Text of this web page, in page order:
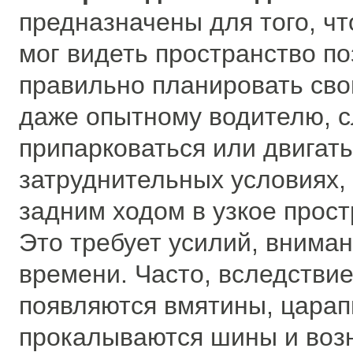
предназначены для того,
мог видеть пространство
правильно планировать
даже опытному водителю,
припарковаться или
затруднительных
задним ходом в узкое
Это требует усилий,
времени. Часто,
появляются вмятины,
прокалываются шины и